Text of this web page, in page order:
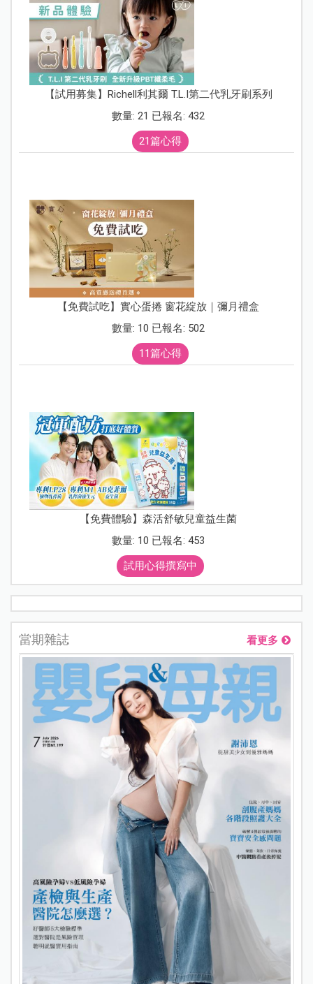
【試用募集】Richell利其爾 T.L.I第二代乳牙刷系列
數量: 21 已報名: 432
21篇心得
【免費試吃】實心蛋捲 窗花綻放｜彌月禮盒
數量: 10 已報名: 502
11篇心得
【免費體驗】森活舒敏兒童益生菌
數量: 10 已報名: 453
試用心得撰寫中
當期雜誌 看更多